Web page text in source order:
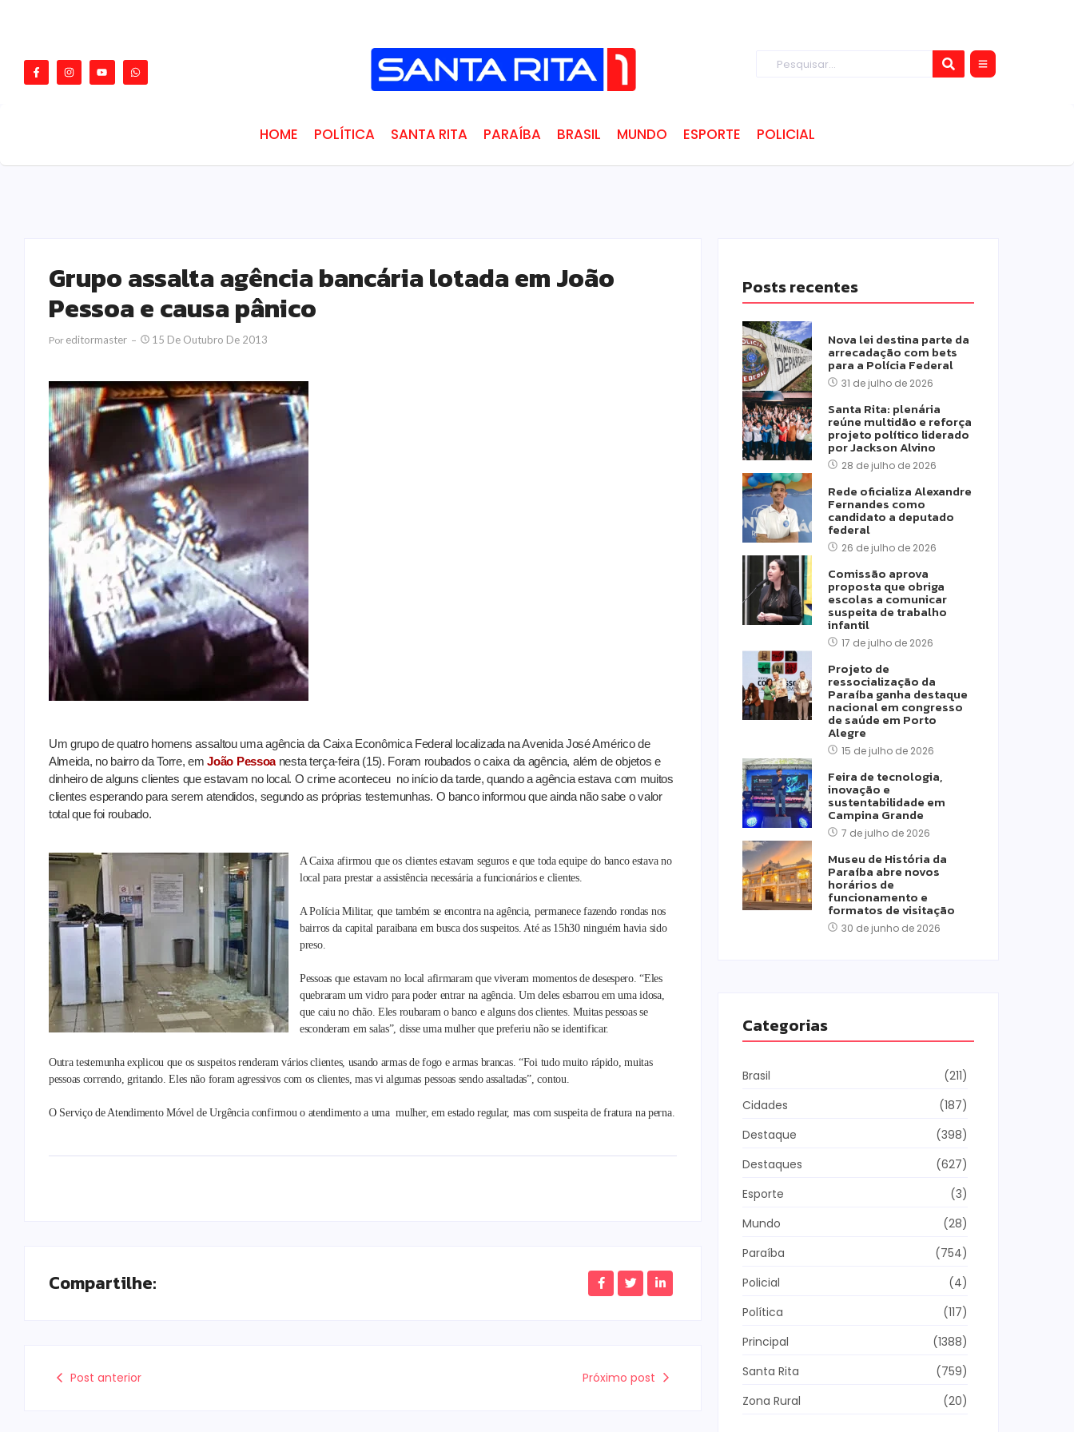
HOME POLÍTICA SANTA RITA PARAÍBA BRASIL MUNDO ESPORTE POLICIAL
Grupo assalta agência bancária lotada em João
Pessoa e causa pânico
Por Editormaster 15 De Outubro De 2013
Um grupo de quatro homens assaltou uma agência da Caixa Econômica Federal localizada na Avenida José Américo de
Almeida, no bairro da Torre, emJoão Pessoa nesta terça-feira (15). Foram roubados o caixa da agência, além de objetos e
dinheiro de alguns clientes que estavam no local. O crime aconteceu no início da tarde, quando a agência estava com muitos
clientes esperando para serem atendidos, segundo as próprias testemunhas. O banco informou que ainda não sabe o valor
total que foi roubado.
A Caixa afirmou que os clientes estavam seguros e que toda equipe do banco estava no
local para prestar a assistência necessária a funcionários e clientes.
A Polícia Militar, que também se encontra na agência, permanece fazendo rondas nos
bairros da capital paraibana em busca dos suspeitos. Até as 15h30 ninguém havia sido
preso.
Pessoas que estavam no local afirmaram que viveram momentos de desespero. “Eles
quebraram um vidro para poder entrar na agência. Um deles esbarrou em uma idosa,
que caiu no chão. Eles roubaram o banco e alguns dos clientes. Muitas pessoas se
esconderam em salas”, disse uma mulher que preferiu não se identificar.
Outra testemunha explicou que os suspeitos renderam vários clientes, usando armas de fogo e armas brancas. “Foi tudo muito rápido, muitas
pessoas correndo, gritando. Eles não foram agressivos com os clientes, mas vi algumas pessoas sendo assaltadas”, contou.
O Serviço de Atendimento Móvel de Urgência confirmou o atendimento a uma mulher, em estado regular, mas com suspeita de fratura na perna.
Compartilhe:
Post anterior Próximo post
Posts recentes
Nova lei destina parte da
arrecadação com bets
para a Polícia Federal
31 de julho de 2026
Santa Rita: plenária
reúne multidão e reforça
projeto político liderado
por Jackson Alvino
28 de julho de 2026
Rede oficializa Alexandre
Fernandes como
candidato a deputado
federal
26 de julho de 2026
Comissão aprova
proposta que obriga
escolas a comunicar
suspeita de trabalho
infantil
17 de julho de 2026
Projeto de
ressocialização da
Paraíba ganha destaque
nacional em congresso
de saúde em Porto
Alegre
15 de julho de 2026
Feira de tecnologia,
inovação e
sustentabilidade em
Campina Grande
7 de julho de 2026
Museu de História da
Paraíba abre novos
horários de
funcionamento e
formatos de visitação
30 de junho de 2026
Categorias
Brasil
(211)
Cidades
(187)
Destaque
(398)
Destaques
(627)
Esporte
(3)
Mundo
(28)
Paraíba
(754)
Policial
(4)
Política
(117)
Principal
(1388)
Santa Rita
(759)
Zona Rural
(20)